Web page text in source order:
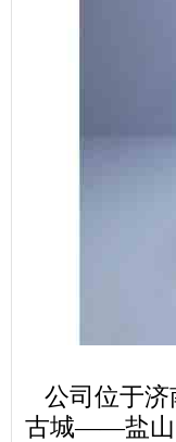
公司位于济
古城——盐山